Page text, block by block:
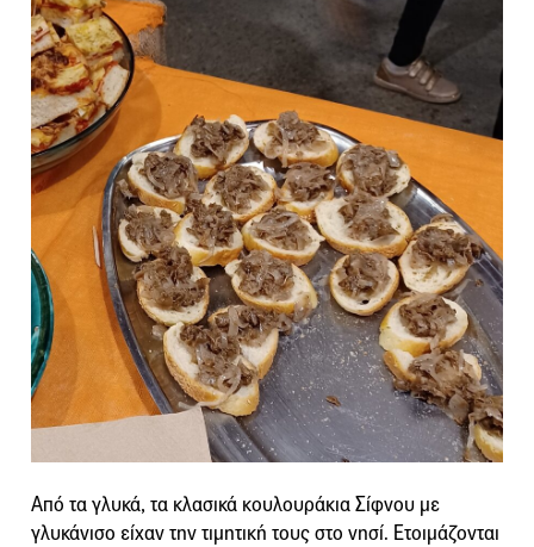
Από τα γλυκά, τα κλασικά κουλουράκια Σίφνου με
γλυκάνισο είχαν την τιμητική τους στο νησί. Ετοιμάζονται